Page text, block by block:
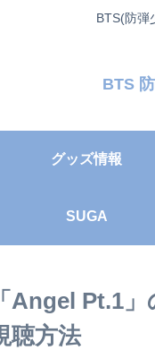
BTS(防弾
BTS
グッズ情報
SUGA
Angel Pt.1
聴方法